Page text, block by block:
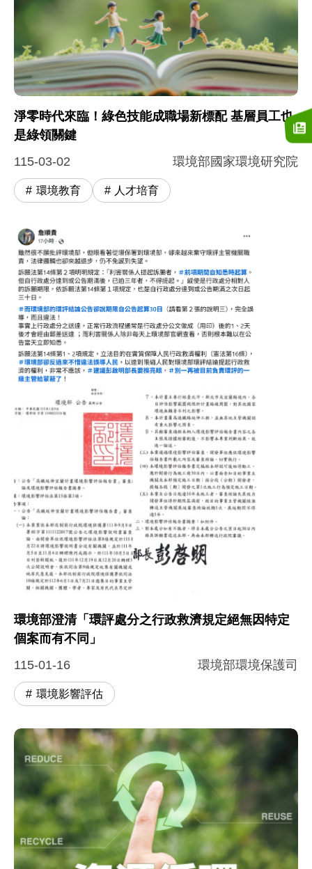
淨零時代來臨！綠色技能成職場新標配 基層員工也
是綠領關鍵
115-03-02
環境部國家環境研究院
環境教育 人才培育
環境部澄清「環評處分之行政救濟規定絕無因特定
個案而有不同」
115-01-16
環境部環境保護司
環境影響評估